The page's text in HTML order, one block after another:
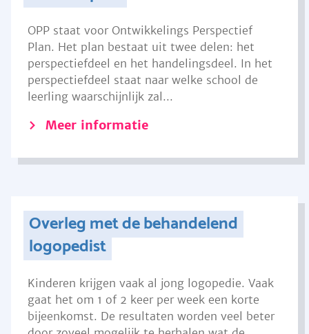
OPP staat voor Ontwikkelings Perspectief
Plan. Het plan bestaat uit twee delen: het
perspectiefdeel en het handelingsdeel. In het
perspectiefdeel staat naar welke school de
leerling waarschijnlijk zal...
Meer informatie
Overleg met de behandelend
logopedist
Kinderen krijgen vaak al jong logopedie. Vaak
gaat het om 1 of 2 keer per week een korte
bijeenkomst. De resultaten worden veel beter